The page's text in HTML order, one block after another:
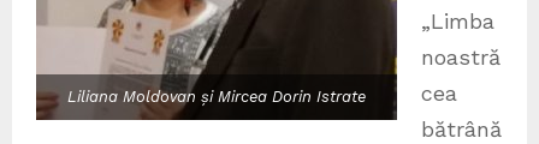
Liliana Moldovan și Mircea Dorin Istrate
„Limba
noastră
cea
bătrână